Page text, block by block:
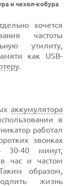
и чехол-кобура
хочется
частоты
утилиту,
как USB-
.
аккумулятора
в
работал
звонках
30-40 минут,
час и частом
образом,
жизнь